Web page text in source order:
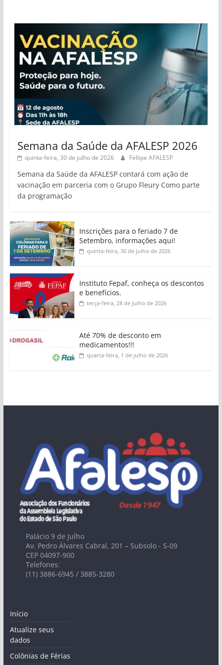
Semana da Saúde da AFALESP 2026
quinta-feira, 30 de julho de 2026 Fellipe AFALESP
Semana da Saúde da AFALESP contará com ação de
vacinação em parceria com o Grupo Fleury Como parte
da programação
Inscrições para o feriado 7 de
Setembro, informações aqui!
quinta-feira, 30 de julho de 2026
Instituto Fepaf, conheça os descontos
e benefícios.
terça-feira, 28 de julho de 2026
Até 70% de desconto em
medicamentos!!!
quarta-feira, 1 de julho de 2026
Palácio 9 de Julho
Av. Pedro Álvares Cabral, 201 – Subsolo - S-09
CEP 04097-900
Telefones:
(11) 3886-6945 / 3885-3280
Início
Atualize seus
dados
Colônias de Férias